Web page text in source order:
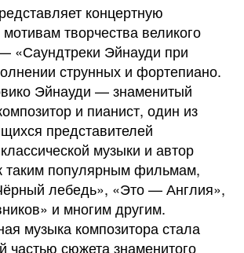
концертную
творчества великого
«Саундтреки Эйнауди при
струнных и фортепиано.
Эйнауди — знаменитый
и пианист, один из
представителей
музыки и автор
таким популярным фильмам,
лебедь», «Это — Англия»,
и многим другим.
музыка композитора стала
частью сюжета знаменитого